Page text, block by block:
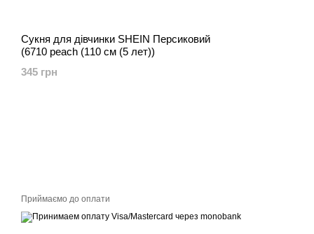
Сукня для дівчинки SHEIN Персиковий
(6710 peach (110 см (5 лет))
345 грн
Приймаємо до оплати